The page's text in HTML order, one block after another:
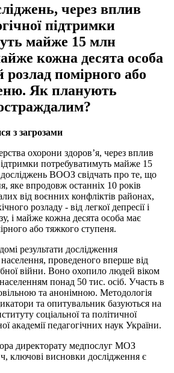
через вплив
підтримки
майже 15 млн
кожна десята особа
розлад помірного або
Як планують
з загрозами
охорони здоров’я, через вплив
потребуватимуть майже 15
ВООЗ свідчать про те, що
яке впродовж останніх 10 років
від воєнних конфліктів районах,
розладу - від легкої депресії і
і майже кожна десята особа має
або тяжкого ступеня.
результати дослідження
проведеного вперше від
війни. Воно охопило людей віком
понад 50 тис. осіб. Участь в
та анонімною. Методологія
та опитувальник базуються на
соціальної та політичної
академії педагогічних наук України.
директорату медпослуг МОЗ
ключові висновки дослідження є